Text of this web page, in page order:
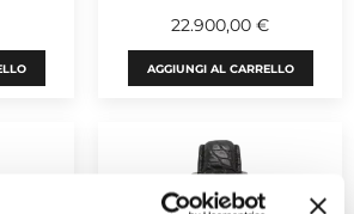
22.900,00 €
AGGIUNGI AL CARRELLO